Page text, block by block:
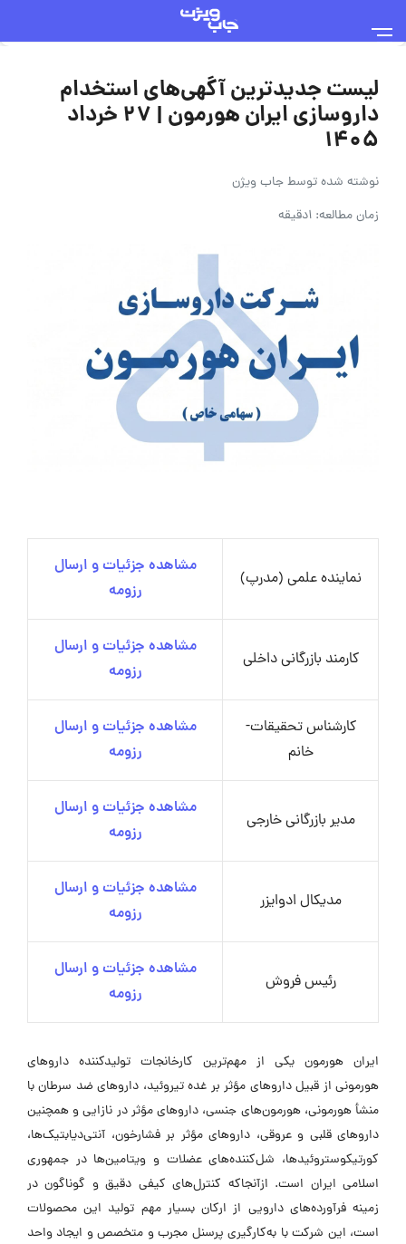
لیست جدیدترین آگهی‌های استخدام
داروسازی ایران هورمون | ۲۷ خرداد
۱۴۰۵
نوشته شده توسطجاب ویژن
زمان مطالعه: 1دقیقه
نماینده علمی (مدرپ)
مشاهده جزئیات و ارسال
رزومه
کارمند بازرگانی داخلی
مشاهده جزئیات و ارسال
رزومه
کارشناس تحقیقات-
خانم
مشاهده جزئیات و ارسال
رزومه
مدیر بازرگانی خارجی
مشاهده جزئیات و ارسال
رزومه
مدیکال ادوایزر
مشاهده جزئیات و ارسال
رزومه
رئیس فروش
مشاهده جزئیات و ارسال
رزومه
ایران هورمون یکی از مهم‌ترین کارخانجات تولیدکننده داروهای
هورمونی از قبیل داروهای مؤثر بر غده تیروئید، داروهای ضد سرطان با
منشأ هورمونی، هورمون‌های جنسی، داروهای مؤثر در نازایی و همچنین
داروهای قلبی و عروقی، داروهای مؤثر بر فشارخون، آنتی‌دیابتیک‌ها،
کورتیکوستروئیدها، شل‌کننده‌های عضلات و ویتامین‌ها در جمهوری
اسلامی ایران است. ازآنجاکه کنترل‌های کیفی دقیق و گوناگون در
زمینه فرآورده‌های دارویی از ارکان بسیار مهم تولید این محصولات
است، این شرکت با به‌کارگیری پرسنل مجرب و متخصص و ایجاد واحد